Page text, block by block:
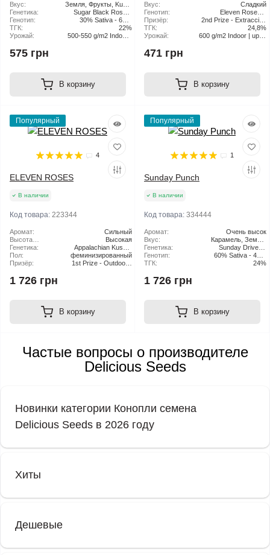
Вкус:
Земля, Фрукты, Kush,
Металлик, Дождь,
Сладкий
Генетика:
Sugar Black Rose x
Bay11
Генотип:
30% Sativa - 60%
Indica - 10% Ruderalis
ТГК:
22%
Урожай:
500-550 g/m2 Indoor |
575 грн
В корзину
Вкус:
Сладкий
Генотип:
Eleven Roses x
Ruderalis
Призёр:
2nd Prize - Extraccion
con Solvente - Copa
Resinas de la
Prize - Flor más Bella -
Copx Catx del Valle -
ТГК:
24,8%
Урожай:
600 g/m2 Indoor | up to
471 грн
В корзину
Популярный
4
ELEVEN ROSES
В наличии
Код товара: 223344
Аромат:
Сильный
Высота
растения:
Высокая
Генетика:
Appalachian Kush x
Sugar Black Rose
Пол:
феминизированный
Призёр:
1st Prize - Outdoor -
1st Prize - Flor mas
Bella - Copx Catx del
1 726 грн
В корзину
Популярный
1
​Sunday Punch
В наличии
Код товара: 334444
Аромат:
Очень высок
Вкус:
Карамель, Земля,
Спелые фрукты,
Сладкий лайм
Генетика:
Sunday Driver x
Trophy Wife
Генотип:
60% Sativa - 40%
Indica
ТГК: 24%
1 726 грн
В корзину
Частые вопросы о производителе
Delicious Seeds
Новинки категории Конопли семена
Delicious Seeds в 2026 году
Хиты
Дешевые